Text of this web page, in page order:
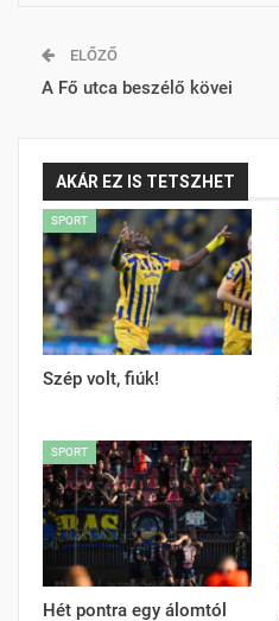
ELŐZŐ
A Fő utca beszélő kövei
AKÁR EZ IS TETSZHET
SPORT
Szép volt, fiúk!
SPORT
Hét pontra egy álomtól